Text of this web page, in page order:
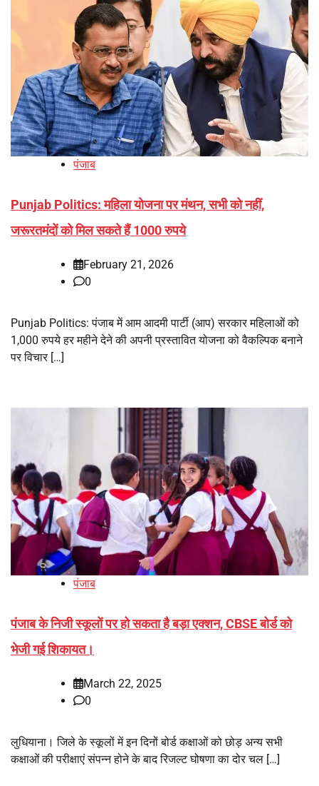
पंजाब
Punjab Politics: महिला योजना पर मंथन, सभी को नहीं,
जरूरतमंदों को मिल सकते हैं 1000 रुपये
February 21, 2026
0
Punjab Politics: पंजाब में आम आदमी पार्टी (आप) सरकार महिलाओं को
1,000 रुपये हर महीने देने की अपनी प्रस्तावित योजना को वैकल्पिक बनाने
पर विचार […]
पंजाब
पंजाब के निजी स्कूलों पर हो सकता है बड़ा एक्शन, CBSE बोर्ड को
भेजी गई शिकायत।
March 22, 2025
0
लुधियाना। जिले के स्कूलों में इन दिनों बोर्ड कक्षाओं को छोड़ अन्य सभी
कक्षाओं की परीक्षाएं संपन्न होने के बाद रिजल्ट घोषणा का दोर चल […]